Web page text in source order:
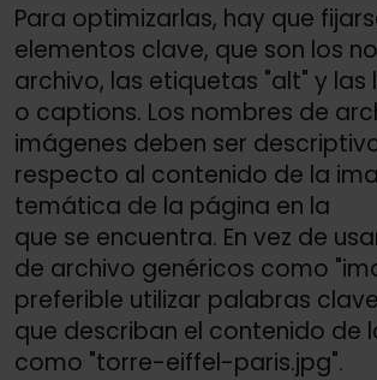
Para optimizarlas, hay que
elementos clave, que son los
archivo, las etiquetas "alt" y las
o captions. Los nombres de
imágenes deben ser
respecto al contenido de la
temática de la página en la
que se encuentra. En vez de
de archivo genéricos como
preferible utilizar palabras
que describan el contenido de
como "torre-eiffel-paris.jpg".